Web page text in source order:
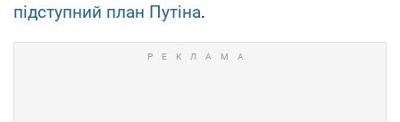
підступний план Путіна.